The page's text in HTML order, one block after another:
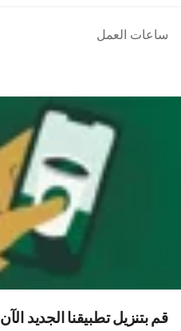
ساعات العمل
قم بتنزيل تطبيقنا الجديد الآن